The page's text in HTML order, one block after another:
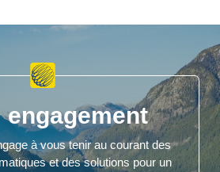
engagement
à vous tenir au courant des
et des solutions pour un